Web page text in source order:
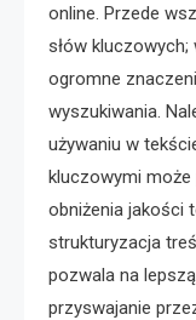
online. Przede
słów
ogromne
wyszukiwania.
używaniu w
kluczowymi
obniżenia jakości
strukturyzacja
pozwala na
przyswajanie